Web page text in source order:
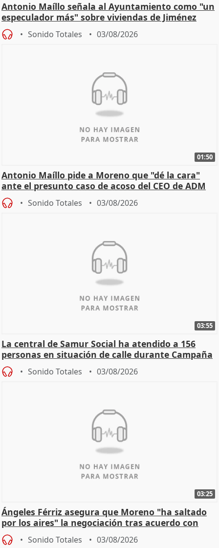
Antonio Maíllo señala al Ayuntamiento como "un
especulador más" sobre viviendas de Jiménez
Becerril
Sonido Totales 03/08/2026
01:50
Antonio Maíllo pide a Moreno que "dé la cara"
ante el presunto caso de acoso del CEO de ADM
Sonido Totales 03/08/2026
03:55
La central de Samur Social ha atendido a 156
personas en situación de calle durante Campaña
de Calor
Sonido Totales 03/08/2026
03:25
Ángeles Férriz asegura que Moreno "ha saltado
por los aires" la negociación tras acuerdo con
SMA
Sonido Totales 03/08/2026